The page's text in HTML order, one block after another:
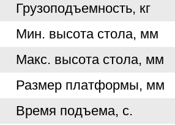
Грузоподъемность, кг
Мин. высота стола, мм
Макс. высота стола, мм
Размер платформы, мм
Время подъема, с.